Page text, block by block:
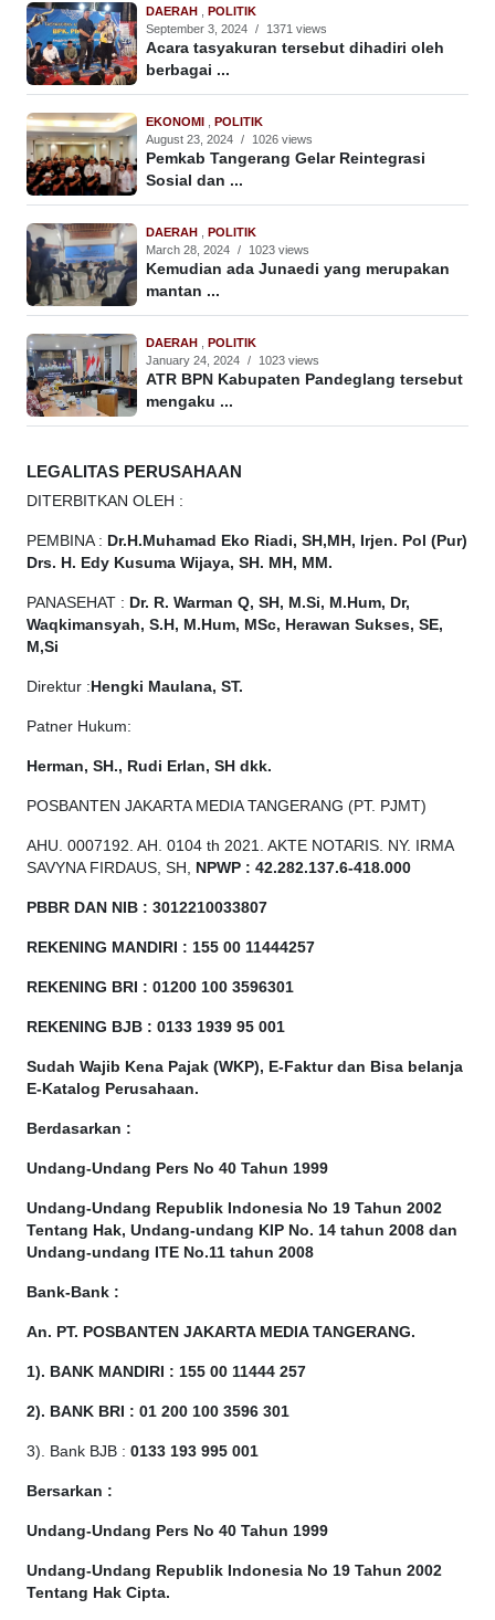
DAERAH , POLITIK
September 3, 2024 / 1371 views
Acara tasyakuran tersebut dihadiri oleh
berbagai ...
EKONOMI , POLITIK
August 23, 2024 / 1026 views
Pemkab Tangerang Gelar Reintegrasi
Sosial dan ...
DAERAH , POLITIK
March 28, 2024 / 1023 views
Kemudian ada Junaedi yang merupakan
mantan ...
DAERAH , POLITIK
January 24, 2024 / 1023 views
ATR BPN Kabupaten Pandeglang tersebut
mengaku ...
LEGALITAS PERUSAHAAN
DITERBITKAN OLEH :
PEMBINA : Dr.H.Muhamad Eko Riadi, SH,MH, Irjen. Pol (Pur)
Drs. H. Edy Kusuma Wijaya, SH. MH, MM.
PANASEHAT : Dr. R. Warman Q, SH, M.Si, M.Hum, Dr,
Waqkimansyah, S.H, M.Hum, MSc, Herawan Sukses, SE,
M,Si
Direktur : Hengki Maulana, ST.
Patner Hukum:
Herman, SH., Rudi Erlan, SH dkk.
POSBANTEN JAKARTA MEDIA TANGERANG (PT. PJMT)
AHU. 0007192. AH. 0104 th 2021. AKTE NOTARIS. NY. IRMA
SAVYNA FIRDAUS, SH, NPW P : 42.282.137.6-418.000
PBBR DAN NIB : 3012210033807
REKENING MANDIRI : 155 00 11444257
REKENING BRI : 01200 100 3596301
REKENING BJB : 0133 1939 95 001
Sudah Wajib Kena Pajak (WKP), E-Faktur dan Bisa belanja
E-Katalog Perusahaan.
Berdasarkan :
Undang-Undang Pers No 40 Tahun 1999
Undang-Undang Republik Indonesia No 19 Tahun 2002
Tentang Hak, Undang-undang KIP No. 14 tahun 2008 dan
Undang-undang ITE No.11 tahun 2008
Bank-Bank :
An. PT. POSBANTEN JAKARTA MEDIA TANGERANG.
1). BANK MANDIRI : 155 00 11444 257
2). BANK BRI : 01 200 100 3596 301
3). Bank BJB : 0133 193 995 001
Bersarkan :
Undang-Undang Pers No 40 Tahun 1999
Undang-Undang Republik Indonesia No 19 Tahun 2002
Tentang Hak Cipta.